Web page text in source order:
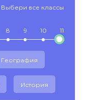
Выбери все классы
8 9 10 11
География
История